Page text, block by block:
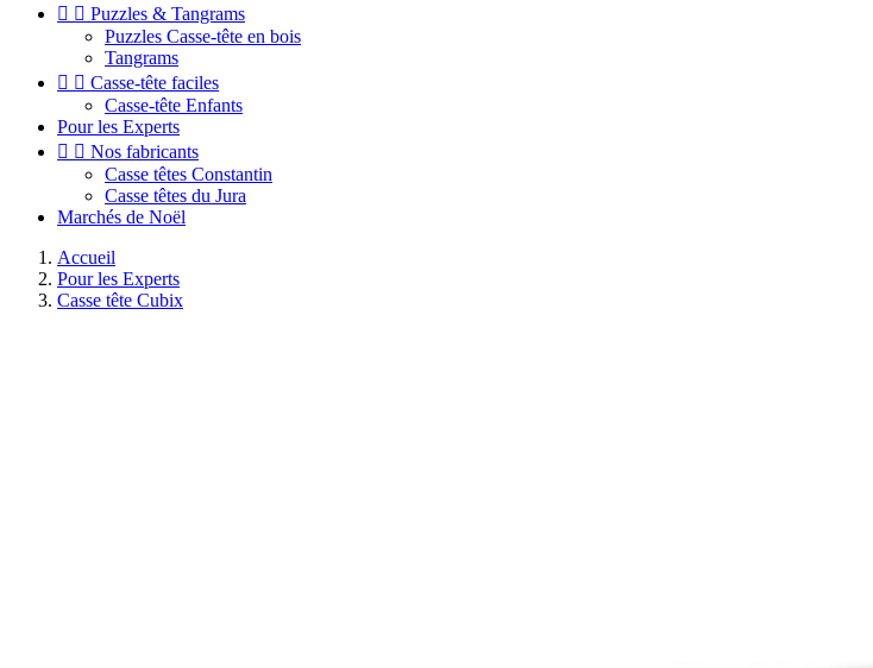
  Puzzles & Tangrams
Puzzles Casse-tête en bois
Tangrams
  Casse-tête faciles
Casse-tête Enfants
Pour les Experts
  Nos fabricants
Casse têtes Constantin
Casse têtes du Jura
Marchés de Noël
Accueil
Pour les Experts
Casse tête Cubix